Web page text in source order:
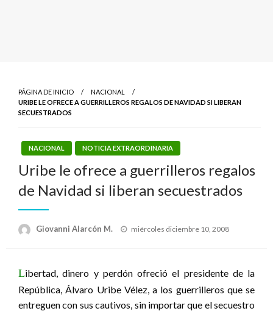
PÁGINA DE INICIO
NACIONAL
URIBE LE OFRECE A GUERRILLEROS REGALOS DE NAVIDAD SI LIBERAN
SECUESTRADOS
NACIONAL NOTICIA EXTRAORDINARIA
Uribe le ofrece a guerrilleros regalos
de Navidad si liberan secuestrados
Giovanni Alarcón M.
Publicado
miércoles diciembre 10, 2008
Libertad, dinero y perdón ofreció el presidente de la
República, Álvaro Uribe Vélez, a los guerrilleros que se
entreguen con sus cautivos, sin importar que el secuestro